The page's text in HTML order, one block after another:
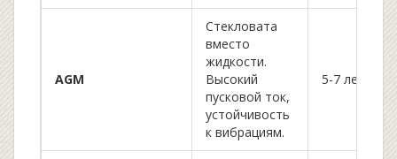
AGM
Стекловата
вместо
жидкости.
Высокий
пусковой ток,
устойчивость
к вибрациям.
5-7 лет